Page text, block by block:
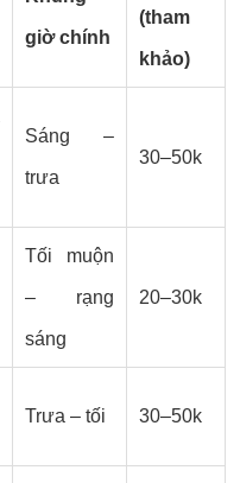
giờ chính
(tham
khảo)
Sáng –
trưa
30–50k
Tối muộn
– rạng
sáng
20–30k
Trưa – tối 30–50k